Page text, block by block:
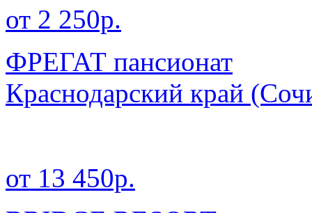
от 2 250р.
ФРЕГАТ пансионат
Краснодарский край
от 13 450р.